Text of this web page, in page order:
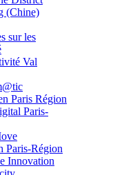
(Chine)
sur les
Val
Paris Région
Paris-
Paris-Région
Innovation